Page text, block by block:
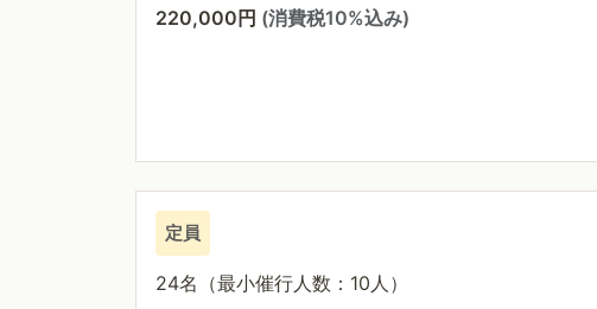
220,000円 (消費税10%込み)
定員
24名（最小催行人数：10人）